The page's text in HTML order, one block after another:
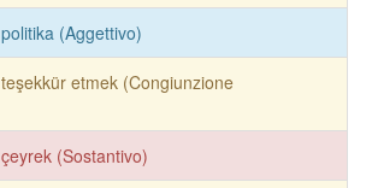
politika (Aggettivo)
teşekkür etmek (Congiunzione
çeyrek (Sostantivo)